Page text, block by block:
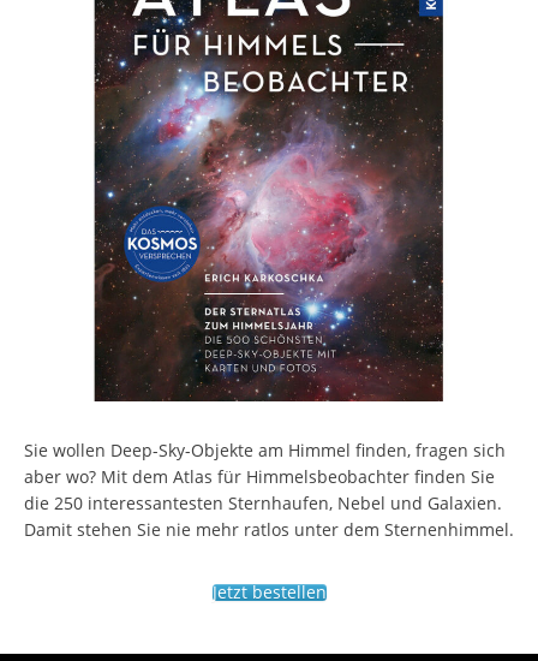
Sie wollen Deep-Sky-Objekte am Himmel finden, fragen sich
aber wo? Mit dem Atlas für Himmelsbeobachter finden Sie
die 250 interessantesten Sternhaufen, Nebel und Galaxien.
Damit stehen Sie nie mehr ratlos unter dem Sternenhimmel.
Jetzt bestellen